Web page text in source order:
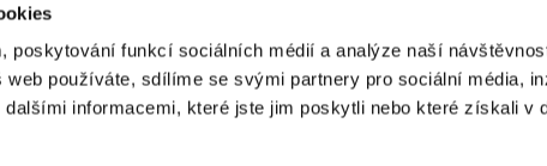
poskytování funkcí sociálních médií a analýze naší
používáte, sdílíme se svými partnery pro sociální média,
informacemi, které jste jim poskytli nebo které získali v
a diamantmi Drop
Přívěsok s turmalinom a diamantmi
Elegance
od 2 618 €